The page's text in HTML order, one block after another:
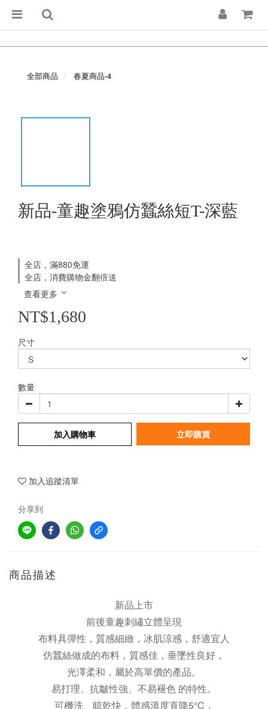
全部商品 春夏商品-4
新品-童趣塗鴉仿蠶絲短T-深藍
全店，滿880免運
全店，消費購物金翻倍送
查看更多
NT$1,680
尺寸
數量
加入購物車 立即購買
加入追蹤清單
分享到
商品描述
新品上市
前後童趣刺繡立體呈現
布料具彈性，質感細緻，冰肌涼感，舒適宜人
仿蠶絲做成的布料，質感佳，垂墜性良好，
光澤柔和，屬於高單價的產品。
易打理、抗皺性強、不易褪色 的特性。
可機洗、晾乾快，體感溫度直降5°C，